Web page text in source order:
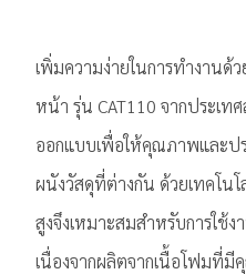
เพิ่มความง่ายในการทำงานด้
หน้า รุ่น CAT110 จากประเ
ออกแบบเพื่อให้คุณภาพและป
ผนังวัสดุที่ต่างกัน ด้วยเทคโ
สูงจึงเหมาะสมสำหรับการใช้
เนื่องจากผลิตจากเนื้อโฟมที่